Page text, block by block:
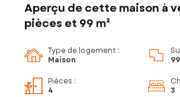
Aperçu de cette maison à
pièces et 99 m²
Type de logement :
Maison
Pièces :
4
3